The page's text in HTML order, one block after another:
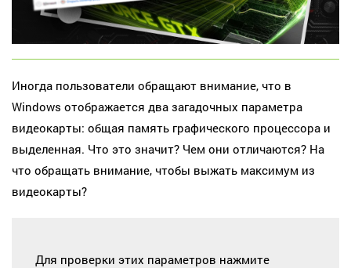
Иногда пользователи обращают внимание, что в
Windows отображается два загадочных параметра
видеокарты: общая память графического процессора и
выделенная. Что это значит? Чем они отличаются? На
что обращать внимание, чтобы выжать максимум из
видеокарты?
Для проверки этих параметров нажмите